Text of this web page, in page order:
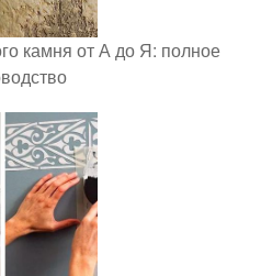
камня от А до Я: полное